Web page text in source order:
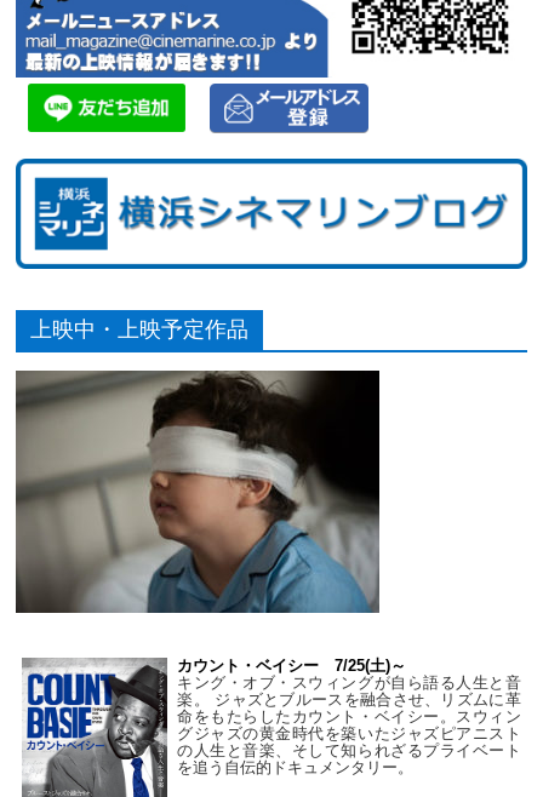
上映中・上映予定作品
カウント・ベイシー 7/25(土)～
キング・オブ・スウィングが自ら語る人生と音
楽。 ジャズとブルースを融合させ、リズムに革
命をもたらしたカウント・ベイシー。スウィン
グジャズの黄金時代を築いたジャズピアニスト
の人生と音楽、そして知られざるプライベート
を追う自伝的ドキュメンタリー。